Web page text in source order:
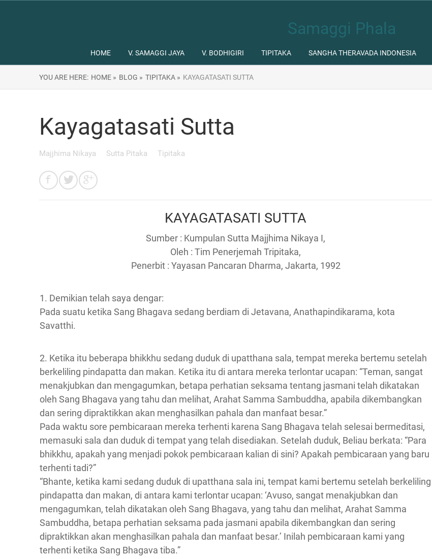
Samaggi Phala
HOME V. SAMAGGI JAYA V. BODHIGIRI TIPITAKA SANGHA THERAVADA INDONESIA
YOU ARE HERE: HOME » BLOG » TIPITAKA » KAYAGATASATI SUTTA
Kayagatasati Sutta
Majjhima Nikaya Sutta Pitaka Tipitaka
KAYAGATASATI SUTTA
Sumber : Kumpulan Sutta Majjhima Nikaya I,
Oleh : Tim Penerjemah Tripitaka,
Penerbit : Yayasan Pancaran Dharma, Jakarta, 1992
1. Demikian telah saya dengar:
Pada suatu ketika Sang Bhagava sedang berdiam di Jetavana, Anathapindikarama, kota
Savatthi.
2. Ketika itu beberapa bhikkhu sedang duduk di upatthana sala, tempat mereka bertemu setelah
berkeliling pindapatta dan makan. Ketika itu di antara mereka terlontar ucapan: “Teman, sangat
menakjubkan dan mengagumkan, betapa perhatian seksama tentang jasmani telah dikatakan
oleh Sang Bhagava yang tahu dan melihat, Arahat Samma Sambuddha, apabila dikembangkan
dan sering dipraktikkan akan menghasilkan pahala dan manfaat besar.”
Pada waktu sore pembicaraan mereka terhenti karena Sang Bhagava telah selesai bermeditasi,
memasuki sala dan duduk di tempat yang telah disediakan. Setelah duduk, Beliau berkata: “Para
bhikkhu, apakah yang menjadi pokok pembicaraan kalian di sini? Apakah pembicaraan yang baru
terhenti tadi?”
“Bhante, ketika kami sedang duduk di upatthana sala ini, tempat kami bertemu setelah berkeliling
pindapatta dan makan, di antara kami terlontar ucapan: ‘Avuso, sangat menakjubkan dan
mengagumkan, telah dikatakan oleh Sang Bhagava, yang tahu dan melihat, Arahat Samma
Sambuddha, betapa perhatian seksama pada jasmani apabila dikembangkan dan sering
dipraktikkan akan menghasilkan pahala dan manfaat besar.’ Inilah pembicaraan kami yang
terhenti ketika Sang Bhagava tiba.”